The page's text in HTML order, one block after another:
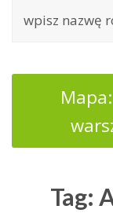
Tag: